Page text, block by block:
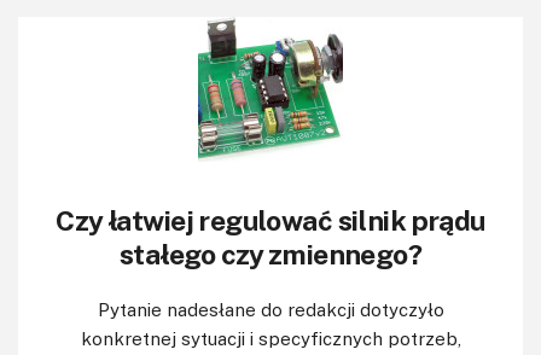
Czy łatwiej regulować silnik prądu
stałego czy zmiennego?
Pytanie nadesłane do redakcji dotyczyło
konkretnej sytuacji i specyficznych potrzeb,